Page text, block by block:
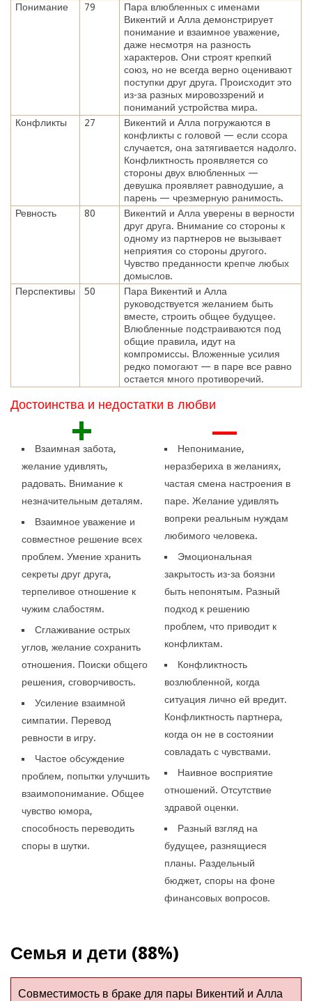
Понимание
79
Пара влюбленных с именами
Викентий и Алла демонстрирует
понимание и взаимное уважение,
даже несмотря на разность
характеров. Они строят крепкий
союз, но не всегда верно оценивают
поступки друг друга. Происходит это
из-за разных мировоззрений и
пониманий устройства мира.
Конфликты
27
Викентий и Алла погружаются в
конфликты с головой — если ссора
случается, она затягивается надолго.
Конфликтность проявляется со
стороны двух влюбленных —
девушка проявляет равнодушие, а
парень — чрезмерную ранимость.
Ревность
80
Викентий и Алла уверены в верности
друг друга. Внимание со стороны к
одному из партнеров не вызывает
неприятия со стороны другого.
Чувство преданности крепче любых
домыслов.
Перспективы
50
Пара Викентий и Алла
руководствуется желанием быть
вместе, строить общее будущее.
Влюбленные подстраиваются под
общие правила, идут на
компромиссы. Вложенные усилия
редко помогают — в паре все равно
остается много противоречий.
Достоинства и недостатки в любви
+
Взаимная забота,
желание удивлять,
радовать. Внимание к
незначительным деталям.
Взаимное уважение и
совместное решение всех
проблем. Умение хранить
секреты друг друга,
терпеливое отношение к
чужим слабостям.
Сглаживание острых
углов, желание сохранить
отношения. Поиски общего
решения, сговорчивость.
Усиление взаимной
симпатии. Перевод
ревности в игру.
Частое обсуждение
проблем, попытки улучшить
взаимопонимание. Общее
чувство юмора,
способность переводить
споры в шутки.
—
Непонимание,
неразбериха в желаниях,
частая смена настроения в
паре. Желание удивлять
вопреки реальным нуждам
любимого человека.
Эмоциональная
закрытость из-за боязни
быть непонятым. Разный
подход к решению
проблем, что приводит к
конфликтам.
Конфликтность
возлюбленной, когда
ситуация лично ей вредит.
Конфликтность партнера,
когда он не в состоянии
совладать с чувствами.
Наивное восприятие
отношений. Отсутствие
здравой оценки.
Разный взгляд на
будущее, разнящиеся
планы. Раздельный
бюджет, споры на фоне
финансовых вопросов.
Семья и дети (88%)
Совместимость в браке для пары Викентий и Алла